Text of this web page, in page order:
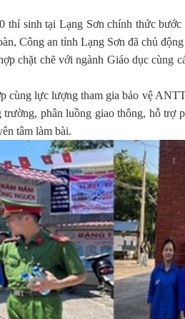
thí sinh tại Lạng Sơn chính thức
Công an tỉnh Lạng Sơn đã chủ
chặt chẽ với ngành Giáo dục cùng
cùng lực lượng tham gia bảo vệ
phân luồng giao thông, hỗ
tâm làm bài.